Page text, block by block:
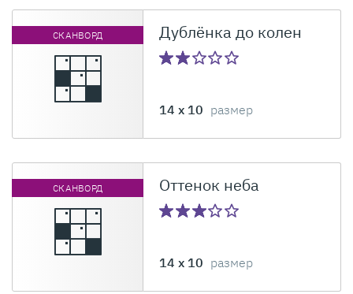
СКАНВОРД Дублёнка до колен
14 x 10 размер
СКАНВОРД Оттенок неба
14 x 10 размер